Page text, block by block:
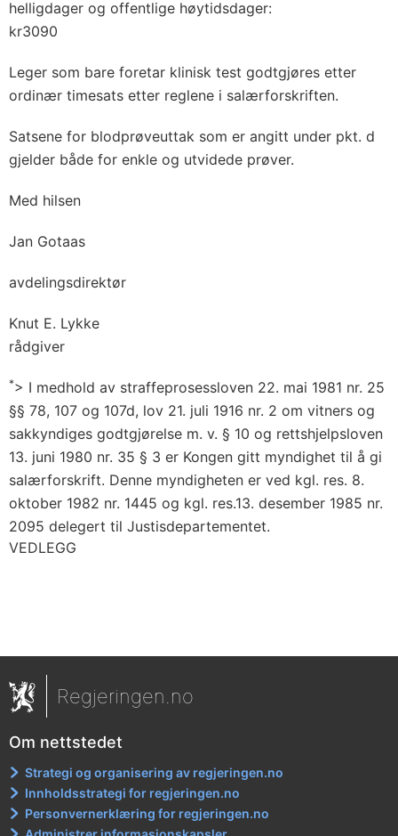
helligdager og offentlige høytidsdager:
kr3090
Leger som bare foretar klinisk test godtgjøres etter
ordinær timesats etter reglene i salærforskriften.
Satsene for blodprøveuttak som er angitt under pkt. d
gjelder både for enkle og utvidede prøver.
Med hilsen
Jan Gotaas
avdelingsdirektør
Knut E. Lykke
rådgiver
*> I medhold av straffeprosessloven 22. mai 1981 nr. 25
§§ 78, 107 og 107d, lov 21. juli 1916 nr. 2 om vitners og
sakkyndiges godtgjørelse m. v. § 10 og rettshjelpsloven
13. juni 1980 nr. 35 § 3 er Kongen gitt myndighet til å gi
salærforskrift. Denne myndigheten er ved kgl. res. 8.
oktober 1982 nr. 1445 og kgl. res.13. desember 1985 nr.
2095 delegert til Justisdepartementet.
VEDLEGG
Regjeringen.no
Om nettstedet
Strategi og organisering av regjeringen.no
Innholdsstrategi for regjeringen.no
Personvernerklæring for regjeringen.no